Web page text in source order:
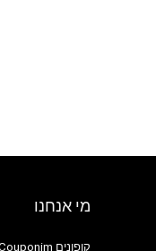
מי אנחנו